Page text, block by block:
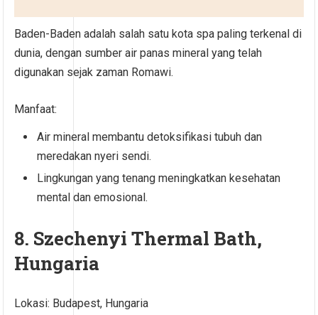
Baden-Baden adalah salah satu kota spa paling terkenal di
dunia, dengan sumber air panas mineral yang telah
digunakan sejak zaman Romawi.
Manfaat:
Air mineral membantu detoksifikasi tubuh dan
meredakan nyeri sendi.
Lingkungan yang tenang meningkatkan kesehatan
mental dan emosional.
8. Szechenyi Thermal Bath,
Hungaria
Lokasi: Budapest, Hungaria